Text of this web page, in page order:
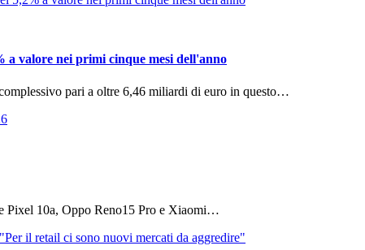
a valore nei primi cinque mesi dell'anno
pari a oltre 6,46 miliardi di euro in questo…
Pixel 10a, Oppo Reno15 Pro e Xiaomi…